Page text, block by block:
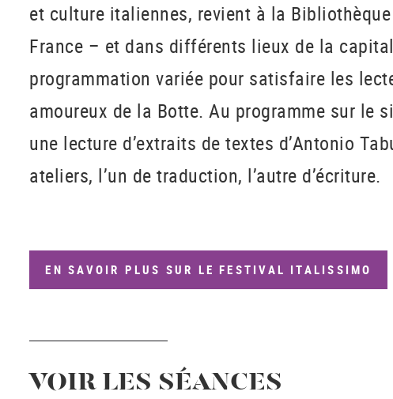
et culture italiennes, revient à la
France – et dans différents lieux de la
programmation variée pour satisfaire les
amoureux de la Botte. Au programme sur le
une lecture d’extraits de textes d’Antonio
ateliers, l’un de traduction, l’autre d’écriture.
EN SAVOIR PLUS SUR LE FESTIVAL ITALISSIMO
VOIR LES SÉANCES